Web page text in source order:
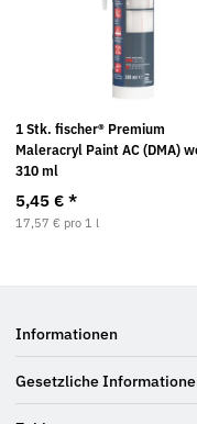
1 Stk. fischer® Premium
Maleracryl Paint AC (DMA)
310 ml
5,45 € *
17,57 € pro 1 l
Informationen
Gesetzliche